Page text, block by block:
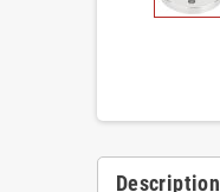
Description